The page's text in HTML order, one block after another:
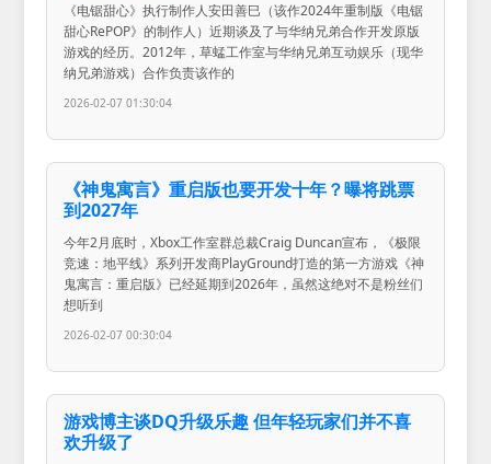
《电锯甜心》执行制作人安田善巳（该作2024年重制版《电锯
甜心RePOP》的制作人）近期谈及了与华纳兄弟合作开发原版
游戏的经历。2012年，草蜢工作室与华纳兄弟互动娱乐（现华
纳兄弟游戏）合作负责该作的
2026-02-07 01:30:04
《神鬼寓言》重启版也要开发十年？曝将跳票
到2027年
今年2月底时，Xbox工作室群总裁Craig Duncan宣布，《极限
竞速：地平线》系列开发商PlayGround打造的第一方游戏《神
鬼寓言：重启版》已经延期到2026年，虽然这绝对不是粉丝们
想听到
2026-02-07 00:30:04
游戏博主谈DQ升级乐趣 但年轻玩家们并不喜
欢升级了